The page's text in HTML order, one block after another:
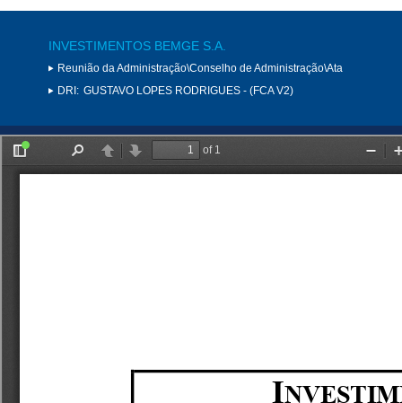
INVESTIMENTOS BEMGE S.A.
Reunião da Administração\Conselho de Administração\Ata
DRI: GUSTAVO LOPES RODRIGUES - (FCA V2)